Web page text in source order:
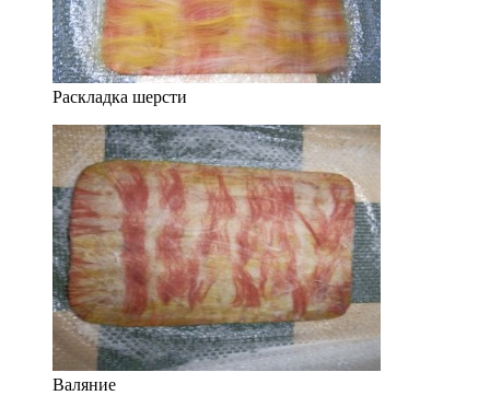
Раскладка шерсти
Валяние